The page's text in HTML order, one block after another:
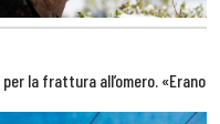
la frattura all’omero. «Erano